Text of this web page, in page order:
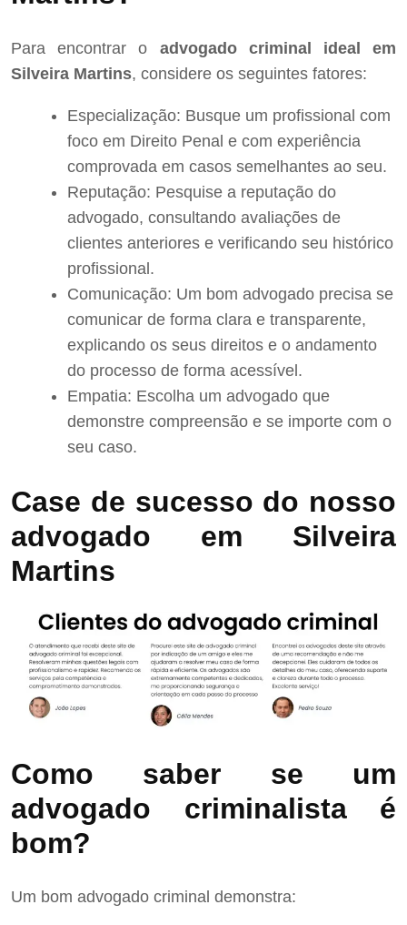
Para encontrar o advogado criminal ideal em
Silveira Martins, considere os seguintes fatores:
Especialização: Busque um profissional com
foco em Direito Penal e com experiência
comprovada em casos semelhantes ao seu.
Reputação: Pesquise a reputação do
advogado, consultando avaliações de
clientes anteriores e verificando seu histórico
profissional.
Comunicação: Um bom advogado precisa se
comunicar de forma clara e transparente,
explicando os seus direitos e o andamento
do processo de forma acessível.
Empatia: Escolha um advogado que
demonstre compreensão e se importe com o
seu caso.
Case de sucesso do nosso
advogado em Silveira
Martins
Como saber se um
advogado criminalista é
bom?
Um bom advogado criminal demonstra: